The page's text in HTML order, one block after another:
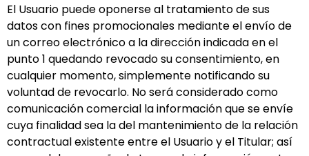
El Usuario puede oponerse al tratamiento de sus
datos con fines promocionales mediante el envío de
un correo electrónico a la dirección indicada en el
punto 1 quedando revocado su consentimiento, en
cualquier momento, simplemente notificando su
voluntad de revocarlo. No será considerado como
comunicación comercial la información que se envíe
cuya finalidad sea la del mantenimiento de la relación
contractual existente entre el Usuario y el Titular; así